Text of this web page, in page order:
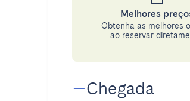
Melhores
Obtenha as melhores
ao reservar
Chegada